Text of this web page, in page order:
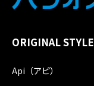
ORIGINAL STYLE
Api（アピ）